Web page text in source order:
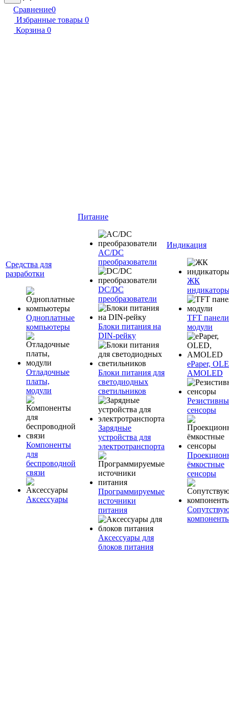
Сравнение0
Избранные товары 0
Корзина 0
Средства для
разработки
Одноплатные
компьютеры
Отладочные
платы,
модули
Компоненты
для
беспроводной
связи
Аксессуары
Питание
AC/DC
преобразователи
DC/DC
преобразователи
Блоки питания на
DIN-рейку
Блоки питания для
светодиодных
светильников
Зарядные
устройства для
электротранспорта
Программируемые
источники
питания
Аксессуары для
блоков питания
Индикация
ЖК
TFT
модули
ePaper,
AMOLED
сенсоры
ёмкостные
сенсоры